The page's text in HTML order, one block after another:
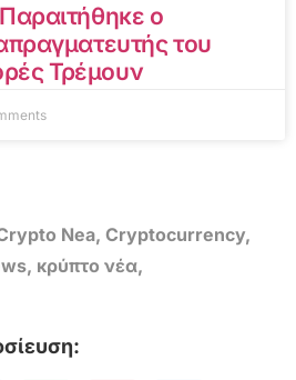
ο
του
Τρέμουν
Nea, Cryptocurrency,
, κρύπτο νέα,